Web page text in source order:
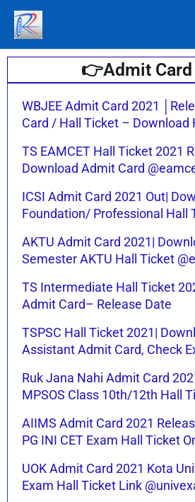
Skip
content
👉Admit Card
WBJEE Admit Card 2021
Card / Hall Ticket – Download
TS EAMCET Hall Ticket 2021
Download Admit Card
ICSI Admit Card 2021 Out|
Foundation/ Professional Hall
AKTU Admit Card 2021|
Semester AKTU Hall Ticket
TS Intermediate Hall Ticket
Admit Card– Release Date
TSPSC Hall Ticket 2021|
Assistant Admit Card, Check
Ruk Jana Nahi Admit Card
MPSOS Class 10th/12th Hall
AIIMS Admit Card 2021
PG INI CET Exam Hall Ticket
UOK Admit Card 2021 Kota
Exam Hall Ticket Link
Page PagePage